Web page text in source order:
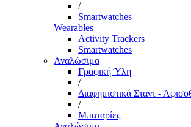
/
Smartwatches
Wearables
Activity Trackers
Smartwatches
Αναλώσιμα
Γραφική Ύλη
/
Διαφημιστικά Σταντ -
/
Μπαταρίες